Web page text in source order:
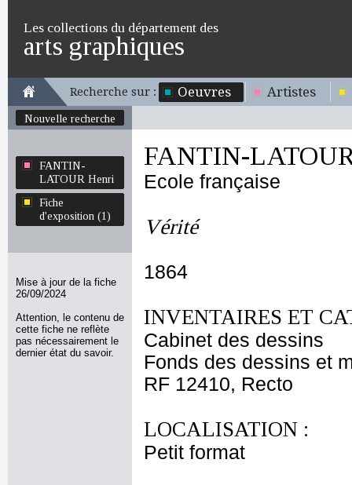
Les collections du département des
arts graphiques
Recherche sur : Oeuvres Artistes
Nouvelle recherche
FANTIN-
LATOUR Henri
Fiche
d'exposition (1)
Mise à jour de la fiche
26/09/2024
Attention, le contenu de
cette fiche ne reflète
pas nécessairement le
dernier état du savoir.
FANTIN-
Ecole française
Vérité
1864
INVENTAIRES ET
Cabinet des dessins
Fonds des dessins et
RF 12410, Recto
LOCALISATION :
Petit format